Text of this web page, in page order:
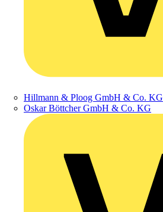
Hillmann & Ploog GmbH & Co. KG
Oskar Böttcher GmbH & Co. KG